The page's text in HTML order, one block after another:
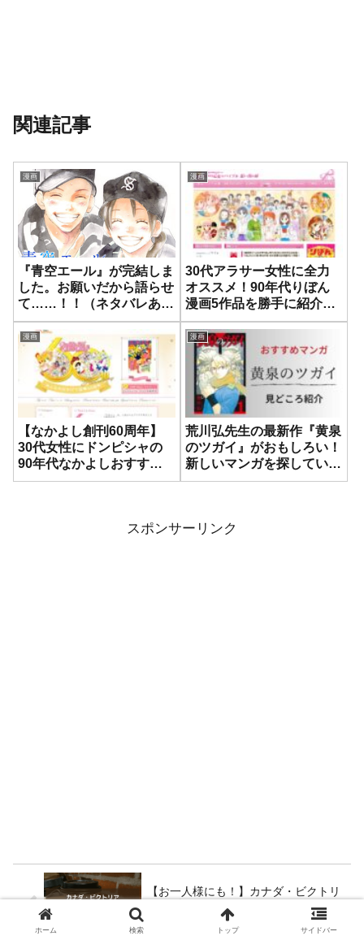
関連記事
漫画
『青空エール』が完結しま
した。お願いだから語らせ
て……！！（ネタバレあり
注意）
漫画
30代アラサー女性に全力
オススメ！90年代りぼん
漫画5作品を勝手に紹介し
ます
漫画
【なかよし創刊60周年】
30代女性にドンピシャの
90年代なかよしおすすめ
漫画、勝手に紹介します
漫画
荒川弘先生の最新作『黄泉
のツガイ』がおもしろい！
新しいマンガを探している
人は絶対手に取るべし。
スポンサーリンク
【お一人様にも！】カナダ・ビクトリ
アのダウンタウンでおすすめレストラ
ン7選（おまけ情報あり）
ホーム 検索 トップ サイドバー